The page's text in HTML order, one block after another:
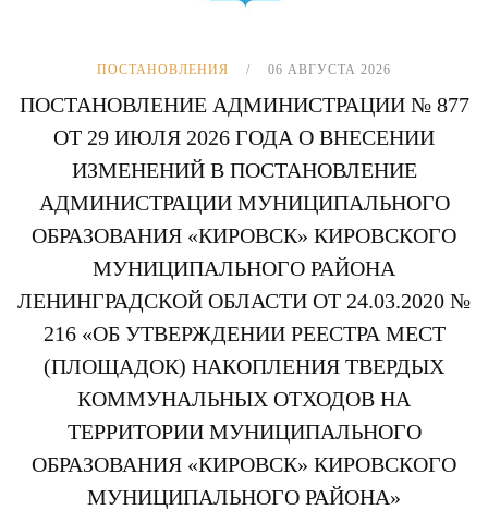
ПОСТАНОВЛЕНИЯ 06 АВГУСТА 2026
ПОСТАНОВЛЕНИЕ АДМИНИСТРАЦИИ № 877
ОТ 29 ИЮЛЯ 2026 ГОДА О ВНЕСЕНИИ
ИЗМЕНЕНИЙ В ПОСТАНОВЛЕНИЕ
АДМИНИСТРАЦИИ МУНИЦИПАЛЬНОГО
ОБРАЗОВАНИЯ «КИРОВСК» КИРОВСКОГО
МУНИЦИПАЛЬНОГО РАЙОНА
ЛЕНИНГРАДСКОЙ ОБЛАСТИ ОТ 24.03.2020 №
216 «ОБ УТВЕРЖДЕНИИ РЕЕСТРА МЕСТ
(ПЛОЩАДОК) НАКОПЛЕНИЯ ТВЕРДЫХ
КОММУНАЛЬНЫХ ОТХОДОВ НА
ТЕРРИТОРИИ МУНИЦИПАЛЬНОГО
ОБРАЗОВАНИЯ «КИРОВСК» КИРОВСКОГО
МУНИЦИПАЛЬНОГО РАЙОНА»